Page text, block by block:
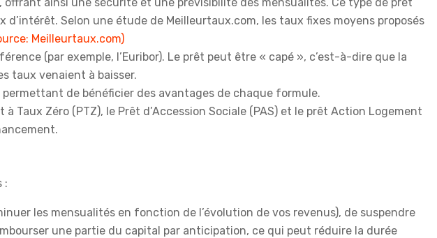
Selon une étude de Meilleurtaux.com, les taux fixes moyens proposés
Meilleurtaux.com)
(par exemple, l’Euribor). Le prêt peut être « capé », c’est-à-dire que la
taux venaient à baisser.
de bénéficier des avantages de chaque formule.
Taux Zéro (PTZ), le Prêt d’Accession Sociale (PAS) et le prêt Action Logement
:
les mensualités en fonction de l’évolution de vos revenus), de suspendre
une partie du capital par anticipation, ce qui peut réduire la durée